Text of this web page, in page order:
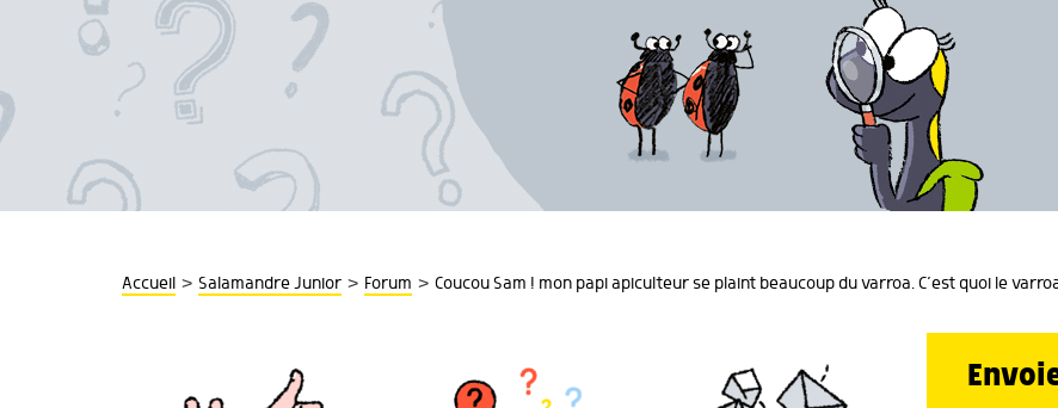
Accueil > Salamandre Junior > Forum > Coucou Sam ! mon papi apiculteur se plaint beaucoup du varroa. C’est quoi le